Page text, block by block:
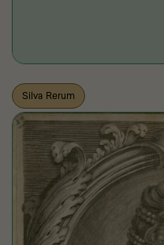
Silva Rerum